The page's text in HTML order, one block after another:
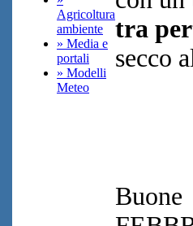
Agricoltura
ambiente
» Media e
portali
» Modelli
Meteo
tra
secco